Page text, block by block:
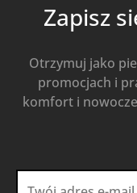
Zapisz
Otrzymuj jako
promocjach i
komfort i